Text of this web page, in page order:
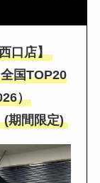
口店】
国TOP20
）
(期間限定)